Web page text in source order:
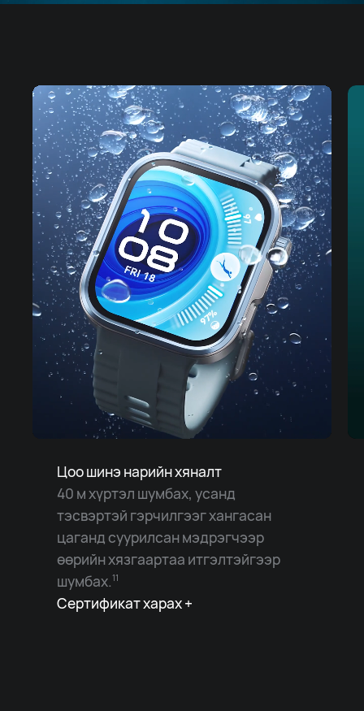
Цоо шинэ нарийн хяналт
40 м хүртэл шумбах, усанд
тэсвэртэй гэрчилгээг хангасан
цаганд суурилсан мэдрэгчээр
өөрийн хязгаартаа итгэлтэйгээр
шумбах.11
Сертификат харах +